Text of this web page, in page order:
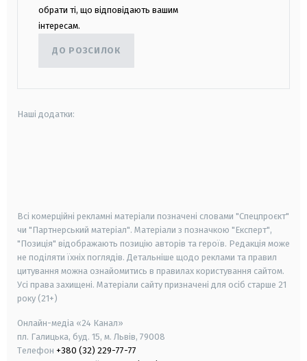
обрати ті, що відповідають вашим
інтересам.
ДО РОЗСИЛОК
Наші додатки:
Всі комерційні рекламні матеріали позначені словами "Спецпроєкт"
чи "Партнерський матеріал". Матеріали з позначкою "Експерт",
"Позиція" відображають позицію авторів та героїв. Редакція може
не поділяти їхніх поглядів. Детальніше щодо реклами та правил
цитування можна ознайомитись в правилах користування сайтом.
Усі права захищені. Матеріали сайту призначені для осіб старше 21
року (21+)
Онлайн-медіа «24 Канал»
пл. Галицька, буд. 15, м. Львів, 79008
Телефон +380 (32) 229-77-77